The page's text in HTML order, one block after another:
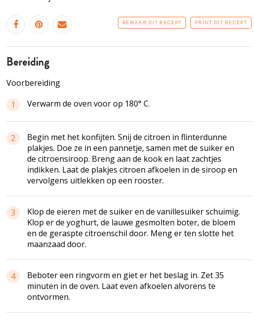
BEWAAR DIT RECEPT PRINT DIT RECEPT
bereiding
Voorbereiding
1
Verwarm de oven voor op 180° C.
2
Begin met het konfijten. Snij de citroen in flinterdunne
plakjes. Doe ze in een pannetje, samen met de suiker en
de citroensiroop. Breng aan de kook en laat zachtjes
indikken. Laat de plakjes citroen afkoelen in de siroop en
vervolgens uitlekken op een rooster.
3
Klop de eieren met de suiker en de vanillesuiker schuimig.
Klop er de yoghurt, de lauwe gesmolten boter, de bloem
en de geraspte citroenschil door. Meng er ten slotte het
maanzaad door.
4
Beboter een ringvorm en giet er het beslag in. Zet 35
minuten in de oven. Laat even afkoelen alvorens te
ontvormen.